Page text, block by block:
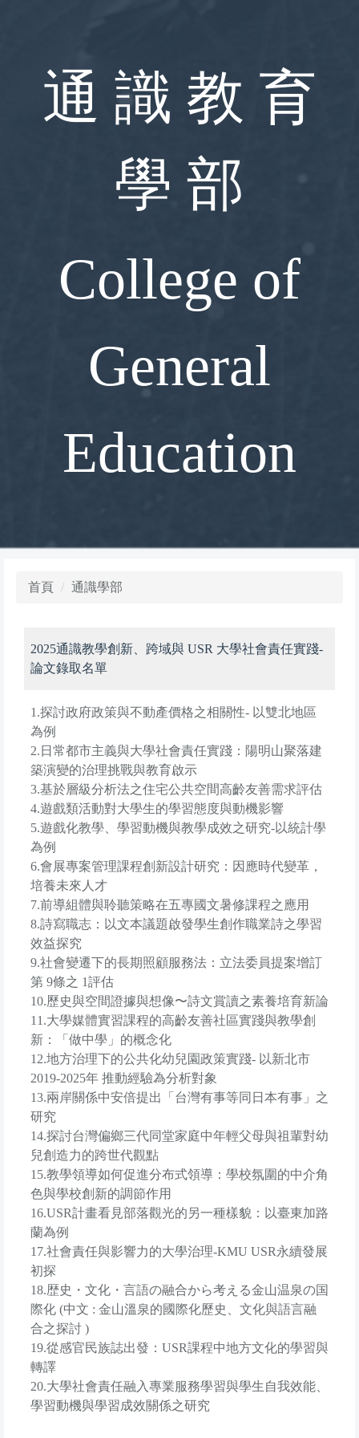
通 識 教 育
學 部
College of
General
Education
首頁 通識學部
2025通識教學創新、跨域與 USR 大學社會責任實踐-
論文錄取名單
1.探討政府政策與不動產價格之相關性- 以雙北地區
為例
2.日常都市主義與大學社會責任實踐：陽明山聚落建
築演變的治理挑戰與教育啟示
3.基於層級分析法之住宅公共空間高齡友善需求評估
4.遊戲類活動對大學生的學習態度與動機影響
5.遊戲化教學、學習動機與教學成效之研究-以統計學
為例
6.會展專案管理課程創新設計研究：因應時代變革，
培養未來人才
7.前導組體與聆聽策略在五專國文暑修課程之應用
8.詩寫職志：以文本議題啟發學生創作職業詩之學習
效益探究
9.社會變遷下的長期照顧服務法：立法委員提案增訂
第 9條之 1評估
10.歷史與空間證據與想像〜詩文賞讀之素養培育新論
11.大學媒體實習課程的高齡友善社區實踐與教學創
新：「做中學」的概念化
12.地方治理下的公共化幼兒園政策實踐- 以新北市
2019-2025年 推動經驗為分析對象
13.兩岸關係中安倍提出「台灣有事等同日本有事」之
研究
14.探討台灣偏鄉三代同堂家庭中年輕父母與祖輩對幼
兒創造力的跨世代觀點
15.教學領導如何促進分布式領導：學校氛圍的中介角
色與學校創新的調節作用
16.USR計畫看見部落觀光的另一種樣貌：以臺東加路
蘭為例
17.社會責任與影響力的大學治理-KMU USR永續發展
初探
18.歴史・文化・言語の融合から考える金山温泉の国
際化 (中文 : 金山溫泉的國際化歷史、文化與語言融
合之探討 )
19.從感官民族誌出發：USR課程中地方文化的學習與
轉譯
20.大學社會責任融入專業服務學習與學生自我效能、
學習動機與學習成效關係之研究